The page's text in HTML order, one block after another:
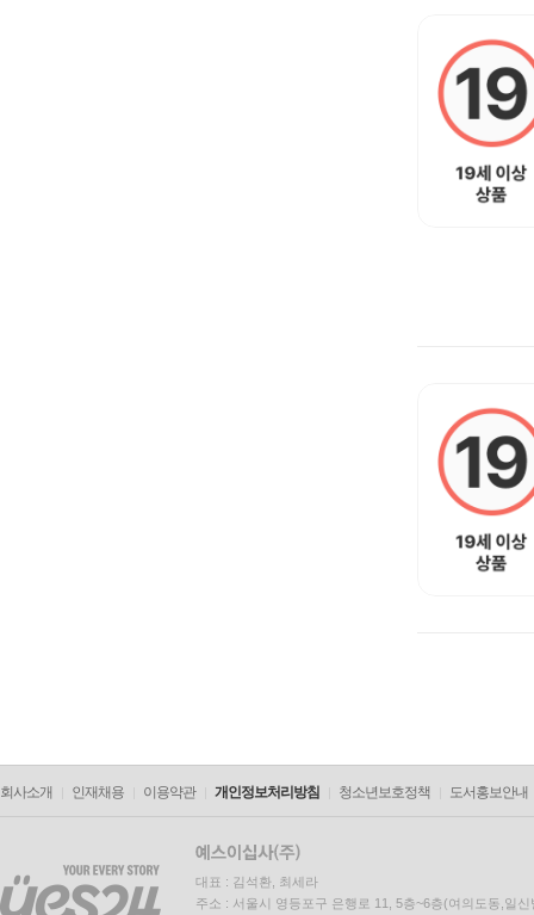
회사소개 인재채용 이용약관 개인정보처리방침 청소년보호정책 도서홍보안내
대표 : 김석환, 최세라
주소 : 서울시 영등포구 은행로 11, 5층~6층(여의도동,일신